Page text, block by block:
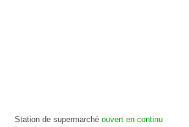
Station de supermarché ouvert en continu